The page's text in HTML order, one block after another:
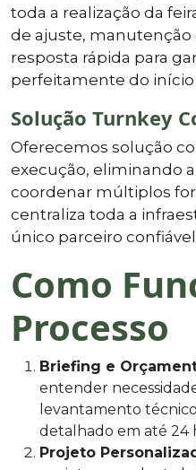
toda a realização da
de ajuste, manutenção
resposta rápida para
perfeitamente do início
Solução Turnkey
Oferecemos solução
execução, eliminando
coordenar múltiplos
centraliza toda a
único parceiro
Como
Processo
Briefing e
entender
levantamento
detalhado em até 24
Projeto